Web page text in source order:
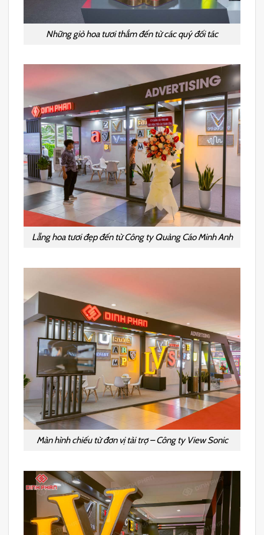
Những giỏ hoa tươi thắm đến từ các quý đối tác
Lẵng hoa tươi đẹp đến từ Công ty Quảng Cáo Minh Anh
Màn hình chiếu từ đơn vị tài trợ – Công ty View Sonic